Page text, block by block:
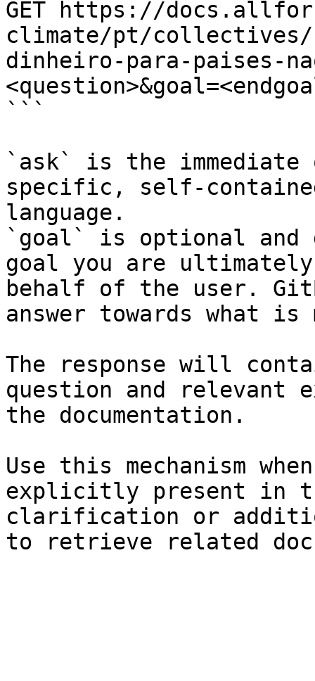
GET https://
climate/pt/collectives/
dinheiro-para-paises-
```
`ask` is the
specific, self-
language.
`goal` is optional and
goal you are
behalf of the user.
answer towards what
The response will
question and relevant
the documentation.
Use this mechanism
explicitly present in
clarification or